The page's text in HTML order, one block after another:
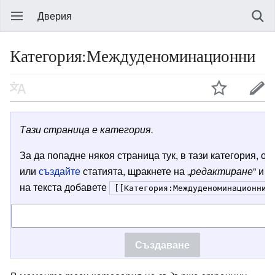
Дверия
Категория:Междуденоминационни
Тази страница е категория.
За да попадне някоя страница тук, в тази категория,
илисъздайтестатията, щракнете на „редактиране“ и
на текста добавете